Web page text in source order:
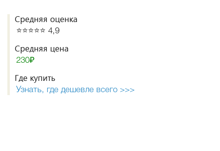
Средняя оценка
⭐️⭐️⭐️⭐️⭐️ 4,9
Средняя цена
230₽
Где купить
Узнать, где дешевле всего >>>